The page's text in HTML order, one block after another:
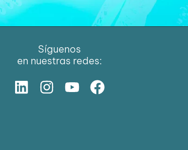
Síguenos
en nuestras redes: